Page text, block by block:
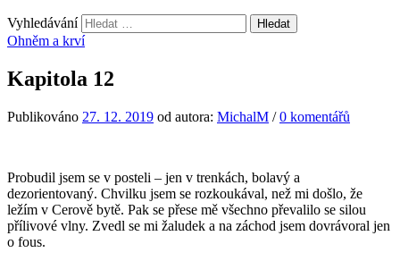
Vyhledávání
Ohněm a krví
Kapitola 12
Publikováno 27. 12. 2019 od autora: MichalM /0 komentářů
Probudil jsem se v posteli – jen v trenkách, bolavý a
dezorientovaný. Chvilku jsem se rozkoukával, než mi došlo, že
ležím v Cerově bytě. Pak se přese mě všechno převalilo se silou
přílivové vlny. Zvedl se mi žaludek a na záchod jsem dovrávoral jen
o fous.